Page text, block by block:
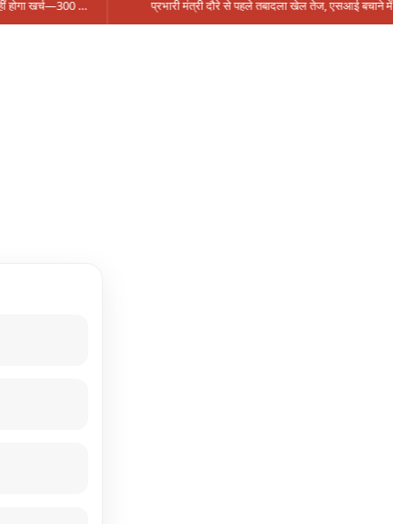
सिंगरौली को मिला 950 करोड़ का ‘खजाना’, अब यहीं होगा खर्च—300 करोड़ की बायपास सड़क को हरी झंडी!